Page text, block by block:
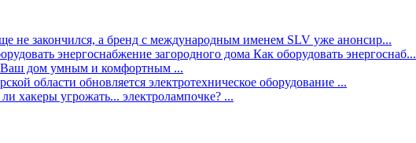
не закончился, а бренд с международным именем SLV уже анонсир...
энергоснабжение загородного дома Как оборудовать энергоснаб...
дом умным и комфортным ...
области обновляется электротехническое оборудование ...
хакеры угрожать... электролампочке? ...